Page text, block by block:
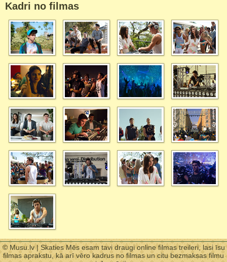
Kadri no filmas
© Musu.lv | Skaties Mēs esam tavi draugi online filmas treileri, lasi īsu
filmas aprakstu, kā arī vēro kadrus no filmas un citu bezmaksas filmu